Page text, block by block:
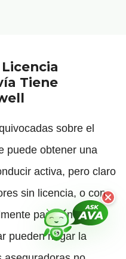
Tiene
sobre el
puede obtener una
activa, pero claro
sin licencia, o con
pagarán más, y
pueden negar la